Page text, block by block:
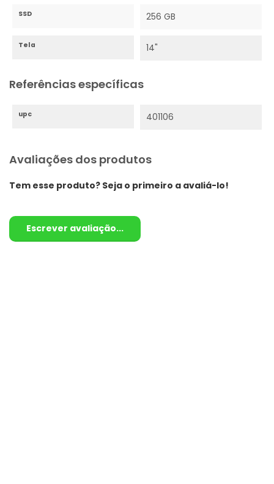
SSD 256 GB
Tela 14"
Referências específicas
upc 401106
Avaliações dos produtos
Tem esse produto? Seja o primeiro a avaliá-lo!
Escrever avaliação...